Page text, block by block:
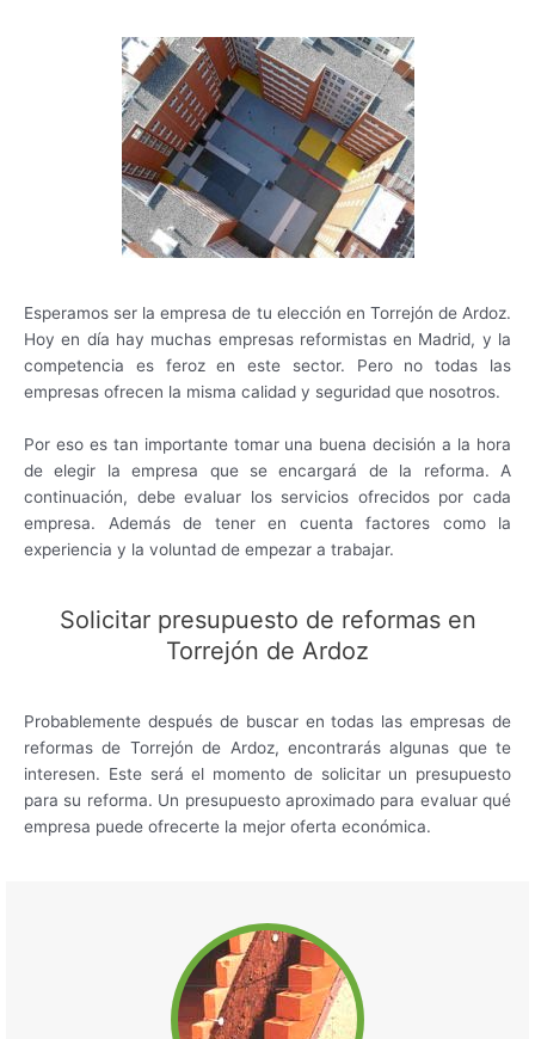
Esperamos ser la empresa de tu elección en Torrejón de Ardoz.
Hoy en día hay muchas empresas reformistas en Madrid, y la
competencia es feroz en este sector. Pero no todas las
empresas ofrecen la misma calidad y seguridad que nosotros.
Por eso es tan importante tomar una buena decisión a la hora
de elegir la empresa que se encargará de la reforma. A
continuación, debe evaluar los servicios ofrecidos por cada
empresa. Además de tener en cuenta factores como la
experiencia y la voluntad de empezar a trabajar.
Solicitar presupuesto de reformas en
Torrejón de Ardoz
Probablemente después de buscar en todas las empresas de
reformas de Torrejón de Ardoz, encontrarás algunas que te
interesen. Este será el momento de solicitar un presupuesto
para su reforma. Un presupuesto aproximado para evaluar qué
empresa puede ofrecerte la mejor oferta económica.